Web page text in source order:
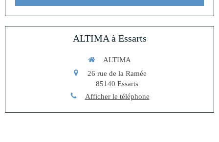
ALTIMA à Essarts
ALTIMA
26 rue de la Ramée
85140 Essarts
Afficher le téléphone